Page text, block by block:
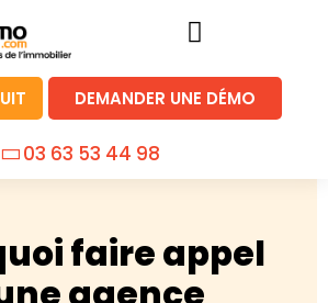
DEMANDER UNE DÉMO
03 63 53 44 98
faire appel